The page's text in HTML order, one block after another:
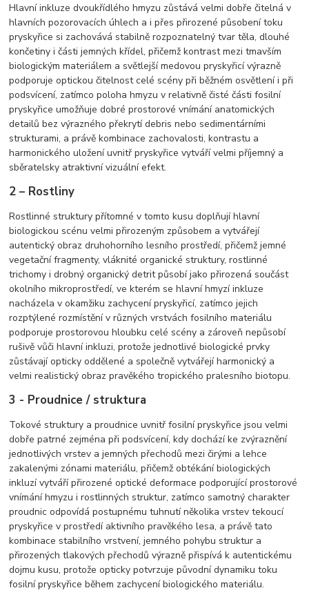
Hlavní inkluze dvoukřídlého hmyzu zůstává velmi dobře čitelná v
hlavních pozorovacích úhlech a i přes přirozené působení toku
pryskyřice si zachovává stabilně rozpoznatelný tvar těla, dlouhé
končetiny i části jemných křídel, přičemž kontrast mezi tmavším
biologickým materiálem a světlejší medovou pryskyřicí výrazně
podporuje optickou čitelnost celé scény při běžném osvětlení i při
podsvícení, zatímco poloha hmyzu v relativně čisté části fosilní
pryskyřice umožňuje dobré prostorové vnímání anatomických
detailů bez výrazného překrytí debris nebo sedimentárními
strukturami, a právě kombinace zachovalosti, kontrastu a
harmonického uložení uvnitř pryskyřice vytváří velmi příjemný a
sběratelsky atraktivní vizuální efekt.
2 – Rostliny
Rostlinné struktury přítomné v tomto kusu doplňují hlavní
biologickou scénu velmi přirozeným způsobem a vytvářejí
autentický obraz druhohorního lesního prostředí, přičemž jemné
vegetační fragmenty, vláknité organické struktury, rostlinné
trichomy i drobný organický detrit působí jako přirozená součást
okolního mikroprostředí, ve kterém se hlavní hmyzí inkluze
nacházela v okamžiku zachycení pryskyřicí, zatímco jejich
rozptýlené rozmístění v různých vrstvách fosilního materiálu
podporuje prostorovou hloubku celé scény a zároveň nepůsobí
rušivě vůči hlavní inkluzi, protože jednotlivé biologické prvky
zůstávají opticky oddělené a společně vytvářejí harmonický a
velmi realistický obraz pravěkého tropického pralesního biotopu.
3 - Proudnice / struktura
Tokové struktury a proudnice uvnitř fosilní pryskyřice jsou velmi
dobře patrné zejména při podsvícení, kdy dochází ke zvýraznění
jednotlivých vrstev a jemných přechodů mezi čirými a lehce
zakalenými zónami materiálu, přičemž obtékání biologických
inkluzí vytváří přirozené optické deformace podporující prostorové
vnímání hmyzu i rostlinných struktur, zatímco samotný charakter
proudnic odpovídá postupnému tuhnutí několika vrstev tekoucí
pryskyřice v prostředí aktivního pravěkého lesa, a právě tato
kombinace stabilního vrstvení, jemného pohybu struktur a
přirozených tlakových přechodů výrazně přispívá k autentickému
dojmu kusu, protože opticky potvrzuje původní dynamiku toku
fosilní pryskyřice během zachycení biologického materiálu.